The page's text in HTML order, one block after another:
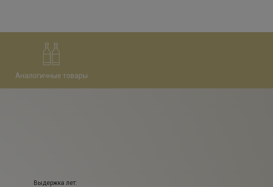
Аналогичные товары
Выдержка лет: